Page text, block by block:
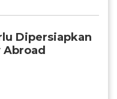
Dipersiapkan